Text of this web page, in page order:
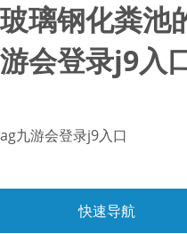
玻璃钢化粪池
游会登录j9入
ag九游会登录j9入口
快速导航